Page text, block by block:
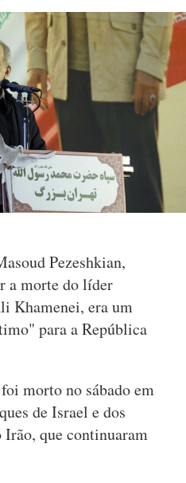
Pezeshkian,
a morte do líder
Khamenei, era um
para a República
morto no sábado em
de Israel e dos
Irão, que continuaram